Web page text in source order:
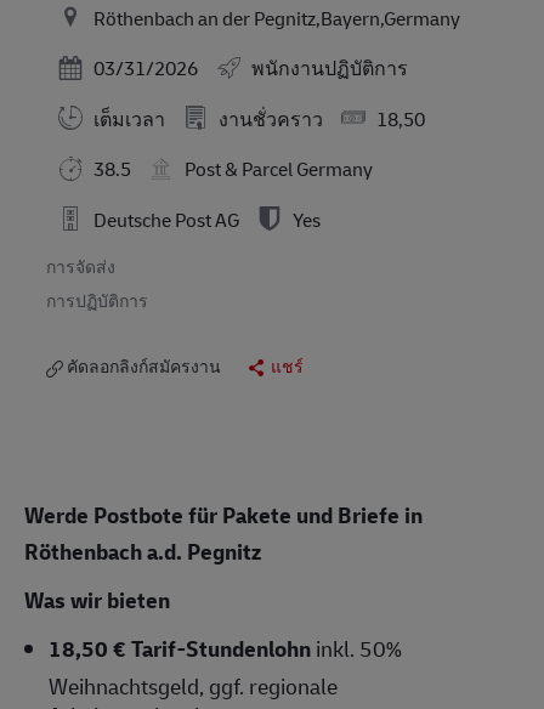
Röthenbach an der Pegnitz,Bayern,Germany
Posted Date
03/31/2026
พนักงานปฏิบัติการ
เต็มเวลา
งานชั่วคราว
18,50
38.5
Post & Parcel Germany
Deutsche Post AG
Yes
การจัดส่ง
การปฏิบัติการ
คัดลอกลิงก์สมัครงาน แชร์
Werde Postbote für Pakete und Briefe in
Röthenbach a.d. Pegnitz
Was wir bieten
18,50 € Tarif-Stundenlohninkl. 50%
Weihnachtsgeld, ggf. regionale